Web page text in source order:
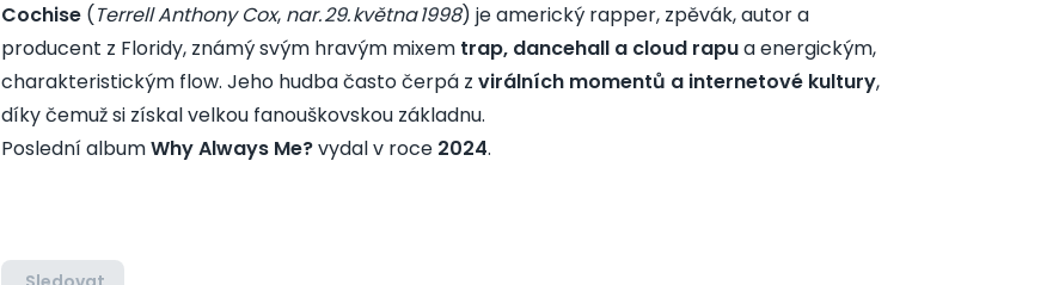
Cochise(Terrell Anthony Cox, nar. 29. května 1998) je americký rapper, zpěvák, autor a
producent z Floridy, známý svým hravým mixem trap, dancehall a cloud rapua energickým,
charakteristickým flow. Jeho hudba často čerpá z virálních momentů a internetové kultury,
díky čemuž si získal velkou fanouškovskou základnu.
Poslední albumWhy Always Me?vydal v roce 2024.